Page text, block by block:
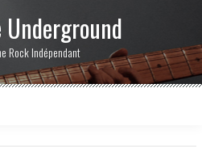
Rock Indépendant